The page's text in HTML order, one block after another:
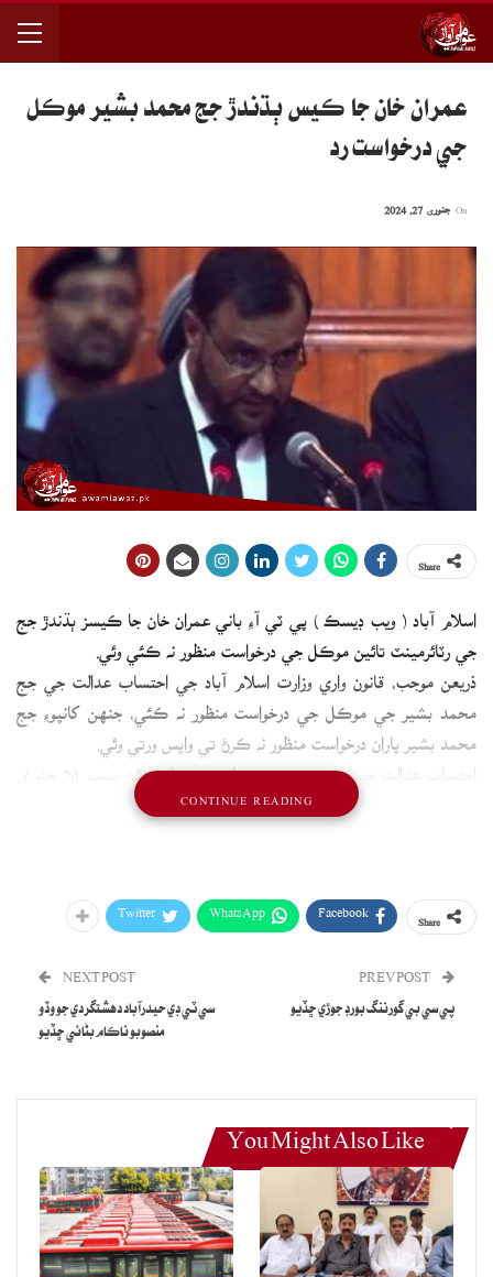
عمران خان جا ڪيس ٻڌندڙ جج محمد بشير موڪل
جي درخواست رد
اسلام آباد ( ويب ڊيسڪ ) پي ٽي آءِ باني عمران خان جا ڪيسز ٻڌندڙ جج
جي رٽائرمينٽ تائين موڪل جي درخواست منظور نه ڪئي وئي.
ذريعن موجب، قانون واري وزارت اسلام آباد جي احتساب عدالت جي جج
محمد بشير جي موڪل جي درخواست منظور نه ڪئي، جنهن کانپوءِ جج
محمد بشير پاران درخواست منظور نه ڪرڻ تي واپس ورتي وئي.
Facebook
WhatsApp
Twitter
پي سي بي گورننگ بورڊ جوڙي ڇڏيو
NEXT POST
سي ٽي ڊي حيدرآباد دهشتگردي جو وڏو
منصوبو ناڪام بڻائي ڇڏيو
You Might Also Like